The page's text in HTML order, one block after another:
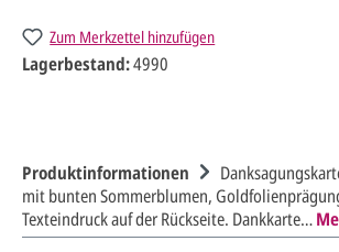
Zum Merkzettel hinzufügen
Lagerbestand:4990
Produktinformationen
mit bunten Sommerblumen,
Texteindruck auf der Rückseite. Dankkarte…